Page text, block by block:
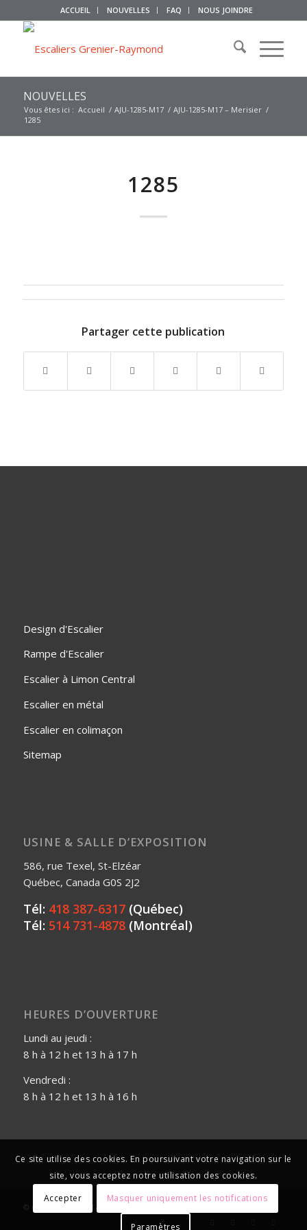
ACCUEIL NOUVELLES FAQ NOUS JOINDRE
NOUVELLES
Vous êtes ici : Accueil / AJU-1285-M17 / AJU-1285-M17 – Merisier /
1285
1285
Partager cette publication
Design d'Escalier
Rampe d'Escalier
Escalier à Limon Central
Escalier en métal
Escalier en colimaçon
Sitemap
USINE & SALLE D’EXPOSITION
586, rue Texel, St-Elzéar
Québec, Canada G0S 2J2
Tél: 418 387-6317(Québec)
Tél: 514 731-4878(Montréal)
HEURES D’OUVERTURE
Lundi au jeudi :
8 h à 12 h et 13 h à 17 h
Vendredi :
8 h à 12 h et 13 h à 16 h
© Copyright - GGSTAIR, 2025 | Zonart Communications
Ce site utilise des cookies. En poursuivant votre navigation sur le
site, vous acceptez notre utilisation des cookies.
Accepter
Masquer uniquement les notifications
Paramètres